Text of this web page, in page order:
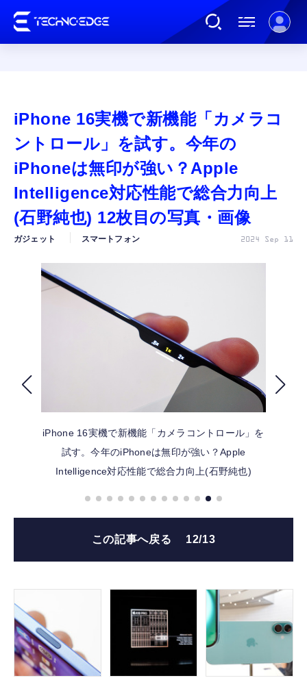
AI
ガジェット
ゲーム
FOLLOW US
iPhone 16実機で新機能「カメラコ
ントロール」を試す。今年の
iPhoneは無印が強い？Apple
Intelligence対応性能で総合力向上
(石野純也) 12枚目の写真・画像
ガジェット スマートフォン 2024 Sep 11
iPhone 16実機で新機能「カメラコントロール」を
試す。今年のiPhoneは無印が強い？Apple
Intelligence対応性能で総合力向上(石野純也)
この記事へ戻る 12/13